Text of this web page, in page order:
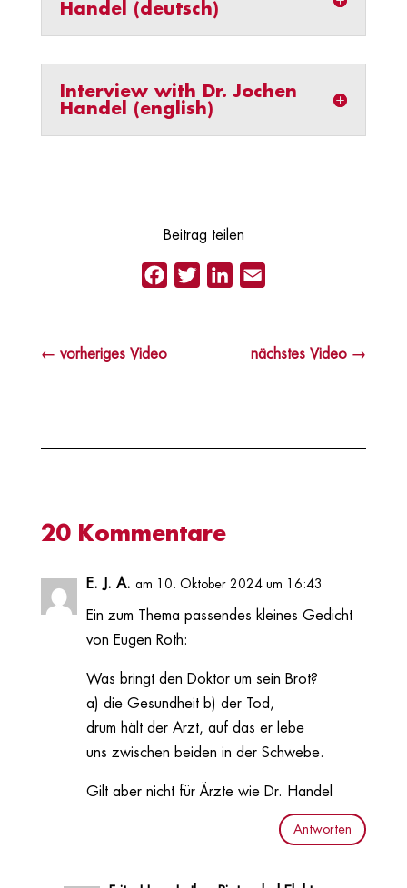
Handel (deutsch)
Interview with Dr. Jochen
Handel (english)
Beitrag teilen
Facebook
Twitter LinkedIn
← vorheriges Video nächstes Video →
20 Kommentare
E. J. A. am 10. Oktober 2024 um 16:43
Ein zum Thema passendes kleines Gedicht
von Eugen Roth:
Was bringt den Doktor um sein Brot?
a) die Gesundheit b) der Tod,
drum hält der Arzt, auf das er lebe
uns zwischen beiden in der Schwebe.
Gilt aber nicht für Ärzte wie Dr. Handel
Antworten